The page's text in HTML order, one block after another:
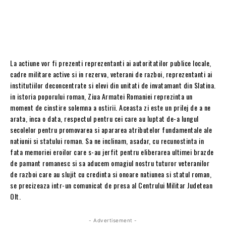
La actiune vor fi prezenti reprezentanti ai autoritatilor publice locale,
cadre militare active si in rezerva, veterani de razboi, reprezentanti ai
institutiilor deconcentrate si elevi din unitati de invatamant din Slatina.
in istoria poporului roman, Ziua Armatei Romaniei reprezinta un
moment de cinstire solemna a ostirii. Aceasta zi este un prilej de a ne
arata, inca o data, respectul pentru cei care au luptat de-a lungul
secolelor pentru promovarea si apararea atributelor fundamentale ale
natiunii si statului roman. Sa ne inclinam, asadar, cu recunostinta in
fata memoriei eroilor care s-au jerfit pentru eliberarea ultimei brazde
de pamant romanesc si sa aducem omagiul nostru tuturor veteranilor
de razboi care au slujit cu credinta si onoare natiunea si statul roman,
se precizeaza intr-un comunicat de presa al Centrului Militar Judetean
Olt.
- Advertisement -